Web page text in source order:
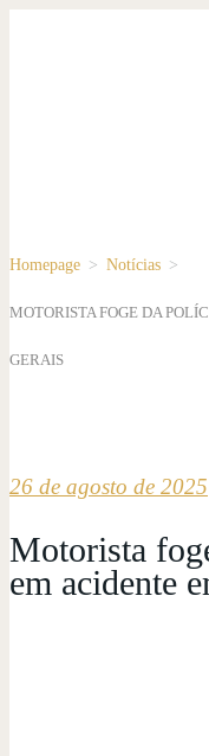
Homepage > Notícias >
MOTORISTA FOGE DA
GERAIS
26 de agosto de 2025
Motorista
em acidente